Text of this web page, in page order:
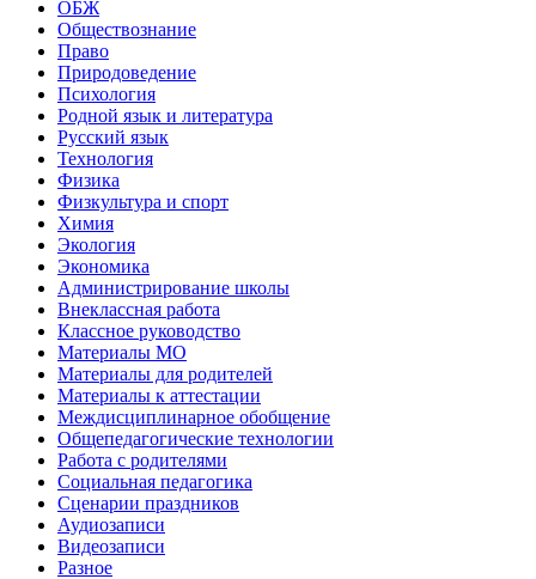
ОБЖ
Обществознание
Право
Природоведение
Психология
Родной язык и литература
Русский язык
Технология
Физика
Физкультура и спорт
Химия
Экология
Экономика
Администрирование школы
Внеклассная работа
Классное руководство
Материалы МО
Материалы для родителей
Материалы к аттестации
Междисциплинарное обобщение
Общепедагогические технологии
Работа с родителями
Социальная педагогика
Сценарии праздников
Аудиозаписи
Видеозаписи
Разное